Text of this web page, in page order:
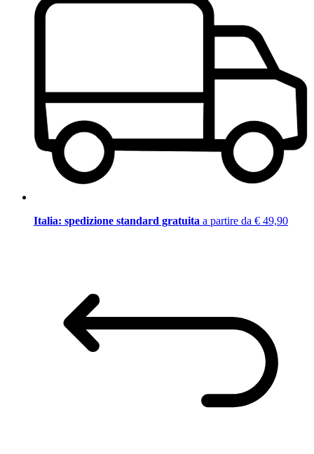
Italia: spedizione standard gratuita a partire da € 49,90